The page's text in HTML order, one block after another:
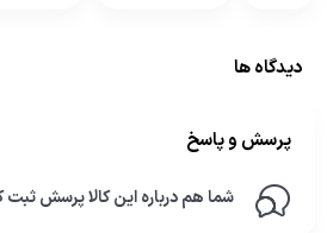
دیدگاه ها
پرسش و پاسخ
شما هم درباره این کالا پرسش ثبت